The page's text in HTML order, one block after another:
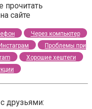
сайте
Через компьютер
Проблемы при
Хорошие хештеги
друзьями: